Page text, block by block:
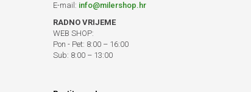
E-mail: info@milershop.hr
RADNO VRIJEME
WEB SHOP:
Pon - Pet: 8:00 – 16:00
Sub: 8:00 – 13:00